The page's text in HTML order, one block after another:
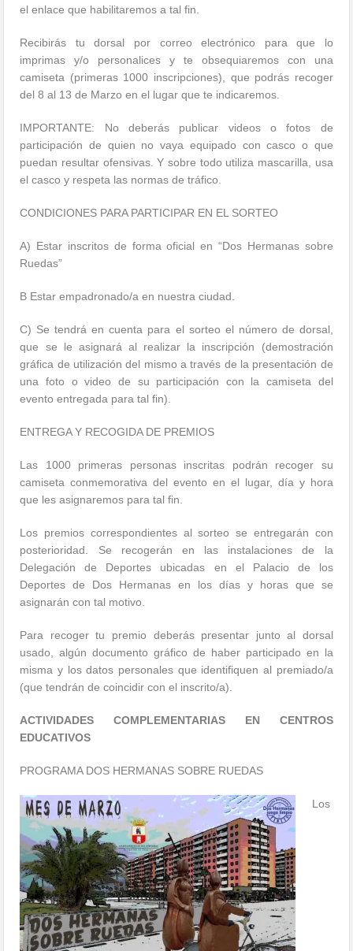
el enlace que habilitaremos a tal fin.
Recibirás tu dorsal por correo electrónico para que lo
imprimas y/o personalices y te obsequiaremos con una
camiseta (primeras 1000 inscripciones), que podrás recoger
del 8 al 13 de Marzo en el lugar que te indicaremos.
IMPORTANTE: No deberás publicar videos o fotos de
participación de quien no vaya equipado con casco o que
puedan resultar ofensivas. Y sobre todo utiliza mascarilla, usa
el casco y respeta las normas de tráfico.
CONDICIONES PARA PARTICIPAR EN EL SORTEO
A) Estar inscritos de forma oficial en “Dos Hermanas sobre
Ruedas”
B Estar empadronado/a en nuestra ciudad.
C) Se tendrá en cuenta para el sorteo el número de dorsal,
que se le asignará al realizar la inscripción (demostración
gráfica de utilización del mismo a través de la presentación de
una foto o video de su participación con la camiseta del
evento entregada para tal fin).
ENTREGA Y RECOGIDA DE PREMIOS
Las 1000 primeras personas inscritas podrán recoger su
camiseta conmemorativa del evento en el lugar, día y hora
que les asignaremos para tal fin.
Los premios correspondientes al sorteo se entregarán con
posterioridad. Se recogerán en las instalaciones de la
Delegación de Deportes ubicadas en el Palacio de los
Deportes de Dos Hermanas en los días y horas que se
asignarán con tal motivo.
Para recoger tu premio deberás presentar junto al dorsal
usado, algún documento gráfico de haber participado en la
misma y los datos personales que identifiquen al premiado/a
(que tendrán de coincidir con el inscrito/a).
ACTIVIDADES COMPLEMENTARIAS EN CENTROS
EDUCATIVOS
PROGRAMA DOS HERMANAS SOBRE RUEDAS
Los